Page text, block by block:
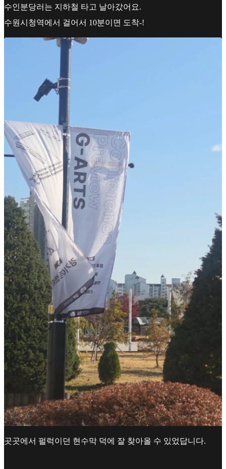
수인분당러는 지하철 타고 날아갔어요.
수원시청역에서 걸어서 10분이면 도착-!
곳곳에서 펄럭이던 현수막 덕에 잘 찾아올 수 있었답니다.